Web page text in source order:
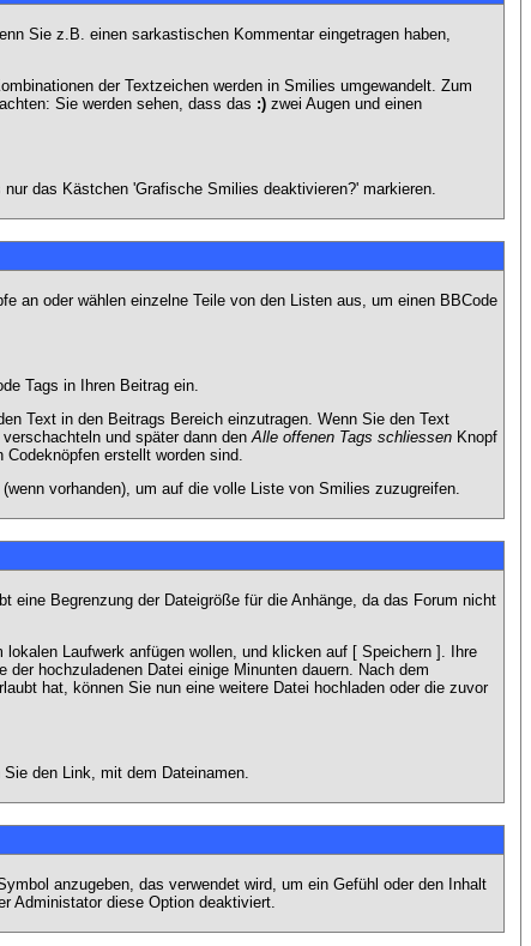
Sie z.B. einen sarkastischen Kommentar eingetragen haben,
der Textzeichen werden in Smilies umgewandelt. Zum
Sie werden sehen, dass das :)zwei Augen und einen
das Kästchen 'Grafische Smilies deaktivieren?' markieren.
an oder wählen einzelne Teile von den Listen aus, um einen BBCode
Tags in Ihren Beitrag ein.
Text in den Beitrags Bereich einzutragen. Wenn Sie den Text
und später dann denAlle offenen Tags schliessenKnopf
erstellt worden sind.
(wenn vorhanden), um auf die volle Liste von Smilies zuzugreifen.
eine Begrenzung der Dateigröße für die Anhänge, da das Forum nicht
Laufwerk anfügen wollen, und klicken auf [ Speichern ]. Ihre
hochzuladenen Datei einige Minunten dauern. Nach dem
hat, können Sie nun eine weitere Datei hochladen oder die zuvor
den Link, mit dem Dateinamen.
anzugeben, das verwendet wird, um ein Gefühl oder den Inhalt
Administator diese Option deaktiviert.